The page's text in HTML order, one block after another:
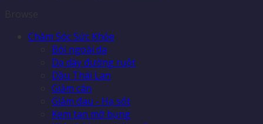
Chăm Sóc Sức Khỏe
Bôi ngoài da
Dạ dày đường ruột
Dầu Thái Lan
Giảm cân
Giảm đau - Hạ sốt
Kem tan mỡ bụng